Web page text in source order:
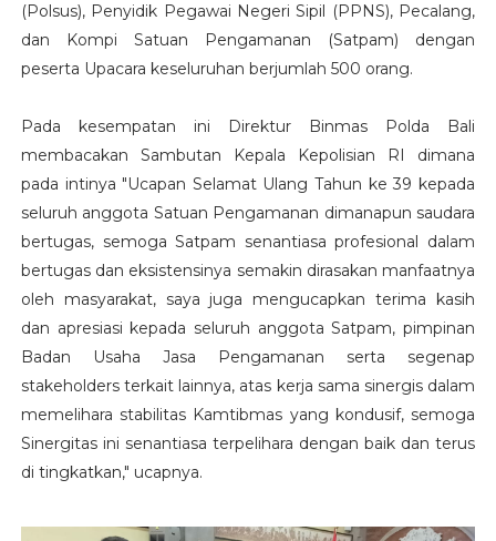
(Polsus), Penyidik Pegawai Negeri Sipil (PPNS), Pecalang,
dan Kompi Satuan Pengamanan (Satpam) dengan
peserta Upacara keseluruhan berjumlah 500 orang.
Pada kesempatan ini Direktur Binmas Polda Bali
membacakan Sambutan Kepala Kepolisian RI dimana
pada intinya "Ucapan Selamat Ulang Tahun ke 39 kepada
seluruh anggota Satuan Pengamanan dimanapun saudara
bertugas, semoga Satpam senantiasa profesional dalam
bertugas dan eksistensinya semakin dirasakan manfaatnya
oleh masyarakat, saya juga mengucapkan terima kasih
dan apresiasi kepada seluruh anggota Satpam, pimpinan
Badan Usaha Jasa Pengamanan serta segenap
stakeholders terkait lainnya, atas kerja sama sinergis dalam
memelihara stabilitas Kamtibmas yang kondusif, semoga
Sinergitas ini senantiasa terpelihara dengan baik dan terus
di tingkatkan," ucapnya.